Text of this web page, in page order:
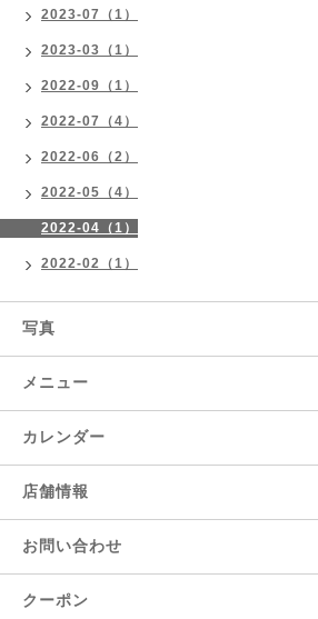
2023-07（1）
2023-03（1）
2022-09（1）
2022-07（4）
2022-06（2）
2022-05（4）
2022-04（1）
2022-02（1）
写真
メニュー
カレンダー
店舗情報
お問い合わせ
クーポン